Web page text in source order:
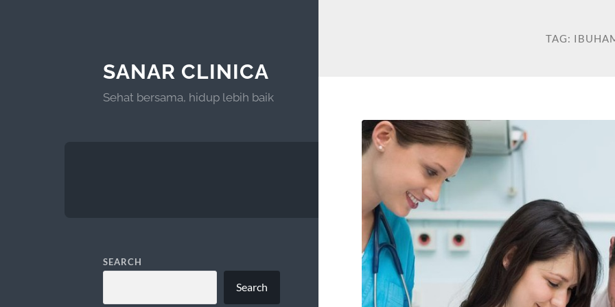
SANAR CLINICA
Sehat bersama, hidup lebih baik
SEARCH
Search
TAG: